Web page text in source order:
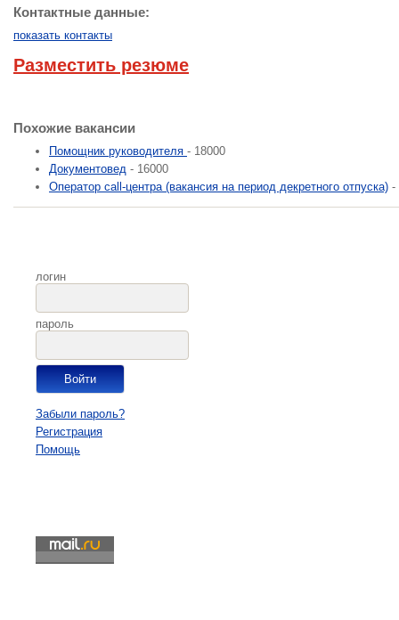
Контактные данные:
показать контакты
Разместить резюме
Похожие вакансии
Помощник руководителя - 18000
Документовед - 16000
Оператор call-центра (вакансия на период декретного отпуска) -
логин
пароль
Забыли пароль?
Регистрация
Помощь